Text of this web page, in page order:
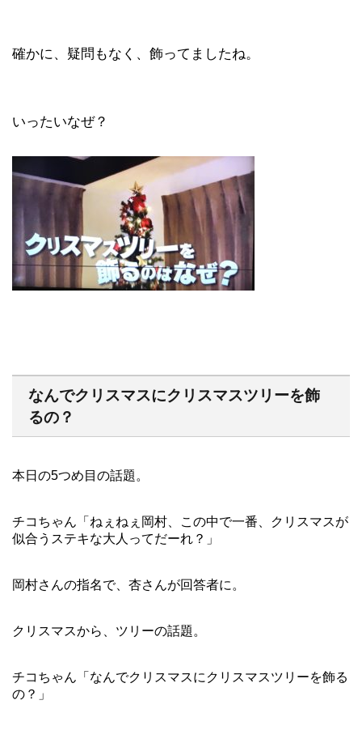
確かに、疑問もなく、飾ってましたね。
いったいなぜ？
なんでクリスマスにクリスマスツリーを飾
るの？
本日の5つめ目の話題。
チコちゃん「ねぇねぇ岡村、この中で一番、クリスマスが
似合うステキな大人ってだーれ？」
岡村さんの指名で、杏さんが回答者に。
クリスマスから、ツリーの話題。
チコちゃん「なんでクリスマスにクリスマスツリーを飾る
の？」